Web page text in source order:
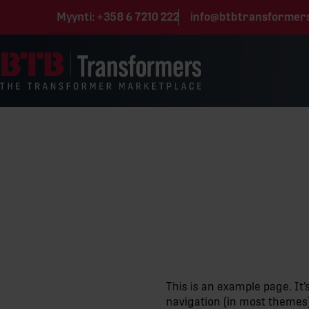
Myynti: +358 6 7210 222
This is an example page.
navigation (in most